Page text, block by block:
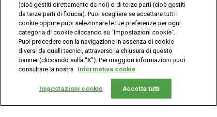
Vuoi giocare
online?
© Copyright Sisal Italia S.p.A. - P.I. 02433760135
Privacy Cookies
Mappa
del
sito
(cioè gestiti direttamente da noi) o di terze parti (cioè gestiti
da terze parti di fiducia). Puoi scegliere se accettare tutti i
cookie oppure puoi selezionare le tue preferenze per ogni
categoria di cookie cliccando su "Impostazioni cookie".
Puoi procedere con la navigazione in assenza di cookie
diversi da quelli tecnici, attraverso la chiusura di questo
banner (cliccando sulla “X”). Per maggiori informazioni puoi
consultare la nostra Informativa cookie
Impostazioni cookie Accetta tutti